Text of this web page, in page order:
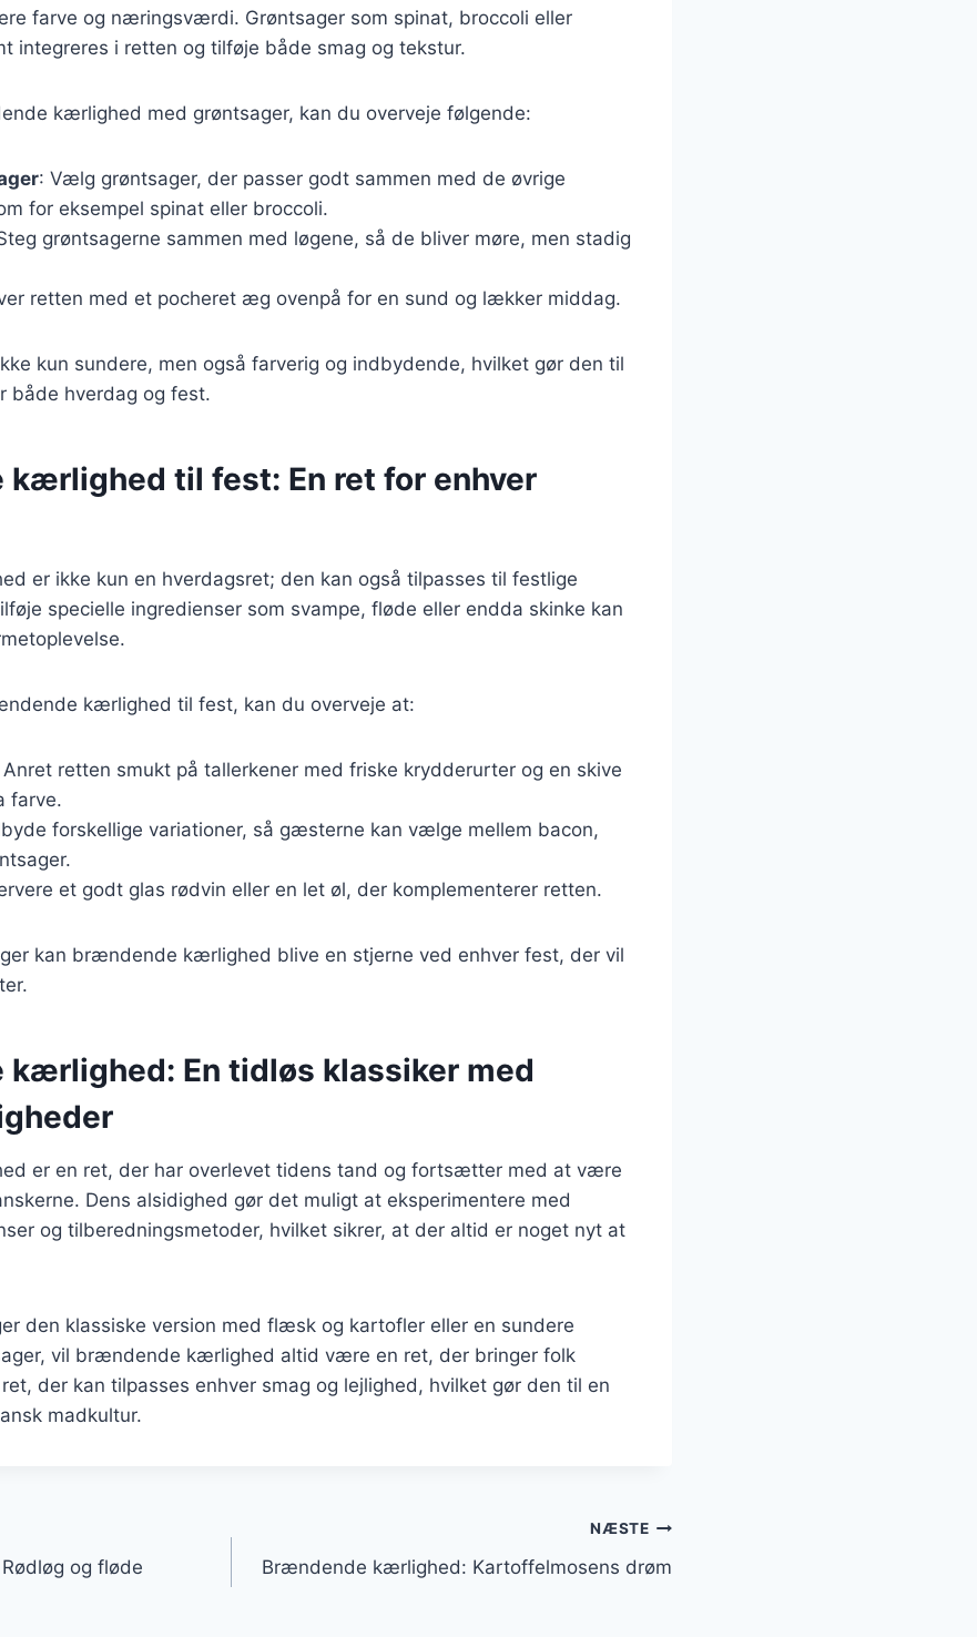
farve og næringsværdi. Grøntsager som spinat, broccoli eller
integreres i retten og tilføje både smag og tekstur.
kærlighed med grøntsager, kan du overveje følgende:
: Vælg grøntsager, der passer godt sammen med de øvrige
for eksempel spinat eller broccoli.
grøntsagerne sammen med løgene, så de bliver møre, men stadig
retten med et pocheret æg ovenpå for en sund og lækker middag.
kun sundere, men også farverig og indbydende, hvilket gør den til
både hverdag og fest.
til fest: En ret for enhver
er ikke kun en hverdagsret; den kan også tilpasses til festlige
specielle ingredienser som svampe, fløde eller endda skinke kan
kærlighed til fest, kan du overveje at:
Anret retten smukt på tallerkener med friske krydderurter og en skive
farve.
forskellige variationer, så gæsterne kan vælge mellem bacon,
et godt glas rødvin eller en let øl, der komplementerer retten.
kan brændende kærlighed blive en stjerne ved enhver fest, der vil
En tidløs klassiker med
er en ret, der har overlevet tidens tand og fortsætter med at være
Dens alsidighed gør det muligt at eksperimentere med
og tilberedningsmetoder, hvilket sikrer, at der altid er noget nyt at
den klassiske version med flæsk og kartofler eller en sundere
vil brændende kærlighed altid være en ret, der bringer folk
der kan tilpasses enhver smag og lejlighed, hvilket gør den til en
madkultur.
og fløde
NÆSTE
Brændende kærlighed: Kartoffelmosens drøm